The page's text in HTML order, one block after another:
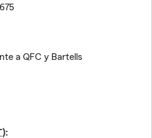
a QFC y Bartells
):